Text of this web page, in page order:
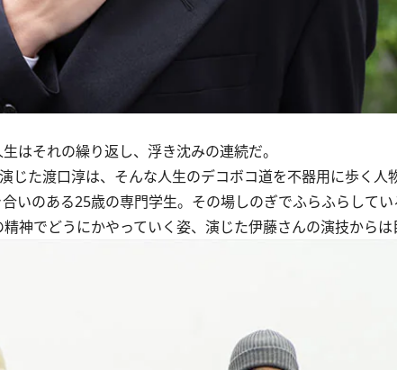
はそれの繰り返し、浮き沈みの連続だ。
た渡口淳は、そんな人生のデコボコ道を不器用に歩く人
いのある25歳の専門学生。その場しのぎでふらふらして
神でどうにかやっていく姿、演じた伊藤さんの演技から